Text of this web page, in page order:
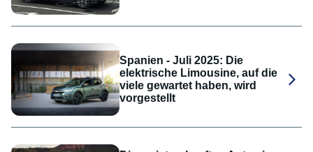
Spanien - Juli 2025: Die
elektrische Limousine, auf die
viele gewartet haben, wird
vorgestellt